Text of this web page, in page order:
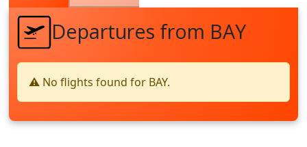
Departures from BAY
⚠️ No flights found for BAY.